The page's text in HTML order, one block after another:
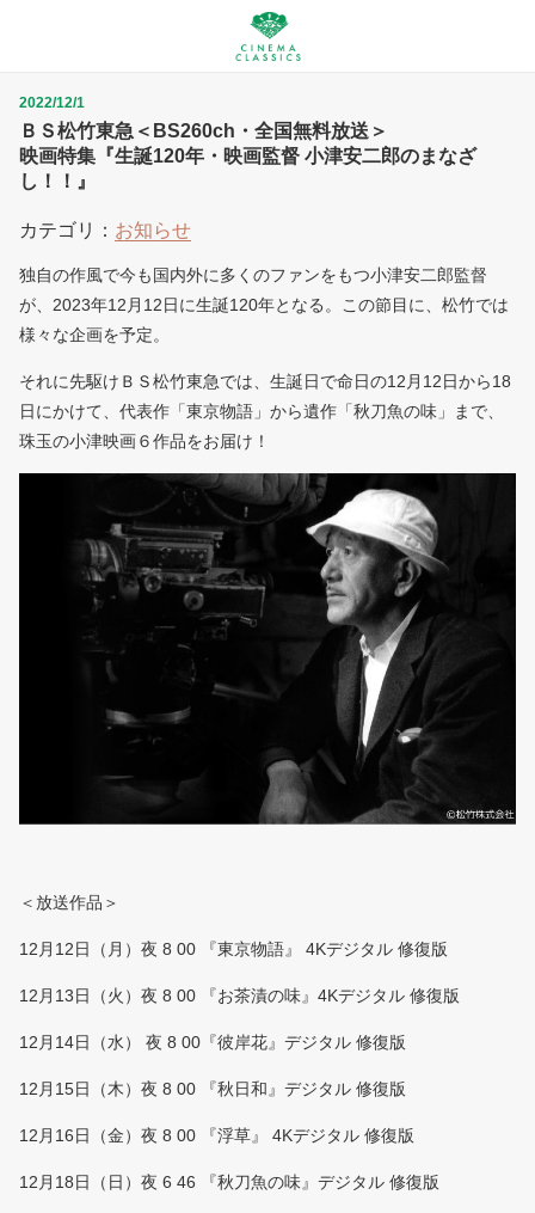
ＢＳ松竹東急＜BS260ch・全国無料放送＞
映画特集『生誕120年・映画監督 小津安二郎のまなざ
し！！』
2022/12/1
カテゴリ： お知らせ
独自の作風で今も国内外に多くのファンをもつ小津安二郎監督
が、2023年12月12日に生誕120年となる。この節目に、松竹では
様々な企画を予定。
それに先駆けＢＳ松竹東急では、生誕日で命日の12月12日から18
日にかけて、代表作「東京物語」から遺作「秋刀魚の味」まで、
珠玉の小津映画６作品をお届け！
＜放送作品＞
12月12日（月）夜 8 00 『東京物語』 4Kデジタル 修復版
12月13日（火）夜 8 00 『お茶漬の味』4Kデジタル 修復版
12月14日（水） 夜 8 00『彼岸花』デジタル 修復版
12月15日（木）夜 8 00 『秋日和』デジタル 修復版
12月16日（金）夜 8 00 『浮草』 4Kデジタル 修復版
12月18日（日）夜 6 46 『秋刀魚の味』デジタル 修復版